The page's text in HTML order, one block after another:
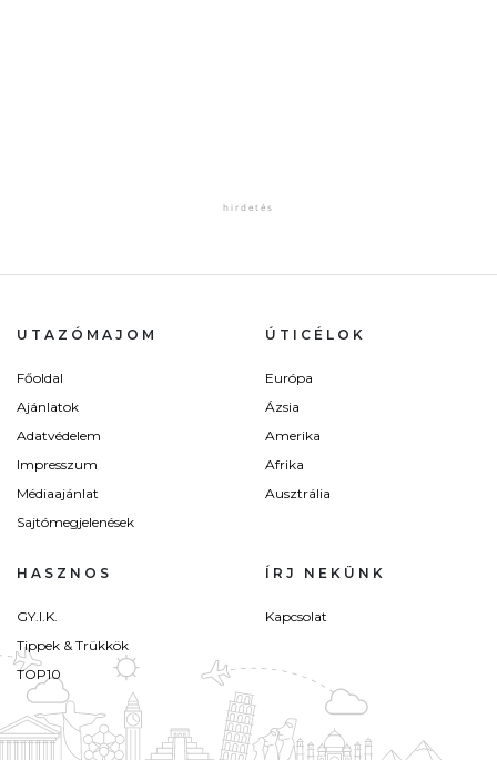
UTAZÓMAJOM
Főoldal
Ajánlatok
Adatvédelem
Impresszum
Médiaajánlat
Sajtómegjelenések
ÚTICÉLOK
Európa
Ázsia
Amerika
Afrika
Ausztrália
HASZNOS
GY.I.K.
Tippek & Trükkök
TOP10
ÍRJ NEKÜNK
Kapcsolat